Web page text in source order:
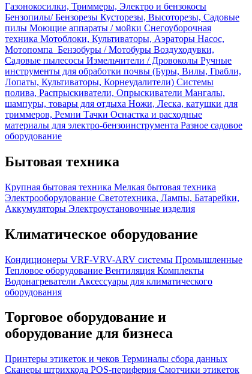
Газонокосилки, Триммеры, Электро и бензокосы
Бензопилы/ Бензорезы Кусторезы, Высоторезы, Садовые
пилы Моющие аппараты / мойки Снегоуборочная
техника Мотоблоки, Культиваторы, Аэраторы Насос,
Мотопомпа Бензобуры / Мотобуры Воздуходувки,
Садовые пылесосы Измельчители / Дровоколы Ручные
инструменты для обработки почвы (Буры, Вилы, Грабли,
Лопаты, Культиваторы, Корнеудалители) Системы
полива, Распрыскиватели, Опрыскиватели Мангалы,
шампуры, товары для отдыха Ножи, Леска, катушки для
триммеров, Ремни Тачки Оснастка и расходные
материалы для электро-бензоинструмента Разное садовое
оборудование
Бытовая техника
Крупная бытовая техника Мелкая бытовая техника
Электрооборудование Светотехника, Лампы, Батарейки,
Аккумуляторы Электроустановочные изделия
Климатическое оборудование
Кондиционеры VRF-VRV-ARV системы Промышленные
Тепловое оборудование Вентиляция Комплекты
Водонагреватели Аксессуары для климатического
оборудования
Торговое оборудование и
оборудование для бизнеса
Принтеры этикеток и чеков Терминалы сбора данных
Сканеры штрихкода POS-периферия Смотчики этикеток